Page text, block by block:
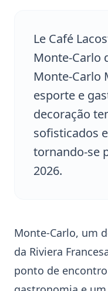
Le Café
Monte-Carlo
Monte-Carlo
esporte e
decoração
sofisticados
tornando-se
2026.
Monte-Carlo, um
da Riviera
ponto de